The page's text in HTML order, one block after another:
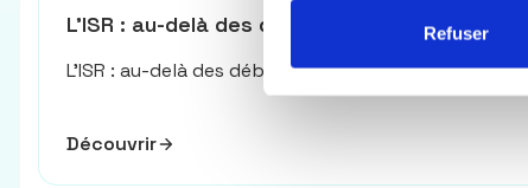
Refuser
L'ISR : au-delà des débats, les faits parlent
L'ISR : au-delà des débats, les faits parlent
Découvrir